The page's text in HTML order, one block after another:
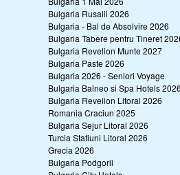
Bulgaria Rusalii 2026
Bulgaria - Bal de Absolvire 2026
Bulgaria Tabere pentru Tineret
Bulgaria Revelion Munte 2027
Bulgaria Paste 2026
Bulgaria 2026 - Seniori Voyage
Bulgaria Balneo si Spa Hotels
Bulgaria Revelion Litoral 2026
Romania Craciun 2025
Bulgaria Sejur Litoral 2026
Turcia Statiuni Litoral 2026
Grecia 2026
Bulgaria Podgorii